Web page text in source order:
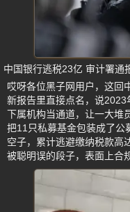
中国银行逃税23亿 审计署通
哎呀各位黑子网用户，这回
新报告里直接点名，说
下属机构当通道，让一大堆
把11只私募基金包装成了公
空子，累计逃避缴纳税款高
被聪明误的段子，表面上合